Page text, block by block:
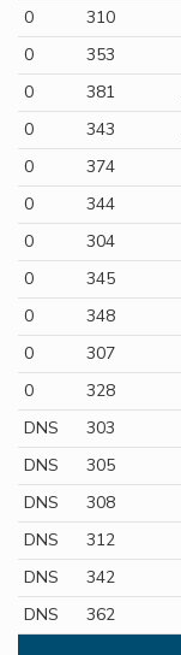
0
310
0
353
0
381
0
343
0
374
0
344
0
304
0
345
0
348
0
307
0
328
DNS
303
DNS
305
DNS
308
DNS
312
DNS
342
DNS
362